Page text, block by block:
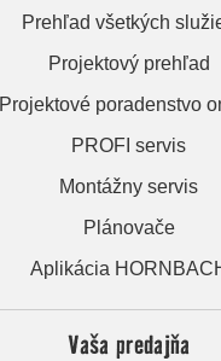
Prehľad všetkých
Projektový prehľad
Projektové poradenstvo
PROFI servis
Montážny servis
Plánovače
Aplikácia
Vaša predajňa